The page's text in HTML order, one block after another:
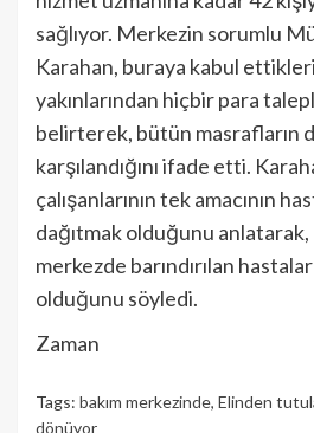
sağlıyor. Merkezin sorumlu
Karahan, buraya kabul
yakınlarından hiçbir para
belirterek, bütün masrafların
karşılandığını ifade etti.
çalışanlarının tek amacının
dağıtmak olduğunu anlatarak,
merkezde barındırılan
olduğunu söyledi.
Zaman
Tags: bakım merkezinde, Elinden
dönüyor